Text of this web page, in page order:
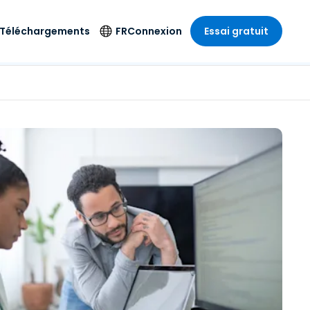
sur
réponse sur les
terminaux
Accès et contrôle
Wi-Fi Foxpass
Espace de travail
sécurisé Zero Trust
Shield (Anti-
arnaque)
Divertissements
et secteur
& Design
et comptabilité
Divertissements
secteurs
Téléchargements FR
Español
Français
Italiano
Nederlands
Português
简体中文
繁體中文
Connexion Essai gratuit